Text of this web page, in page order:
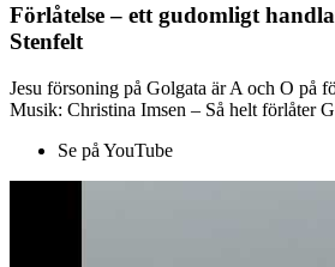
Förlåtelse – ett gudomligt
Stenfelt
Jesu försoning på Golgata är A och O på
Musik: Christina Imsen – Så helt förlåter
Se på YouTube